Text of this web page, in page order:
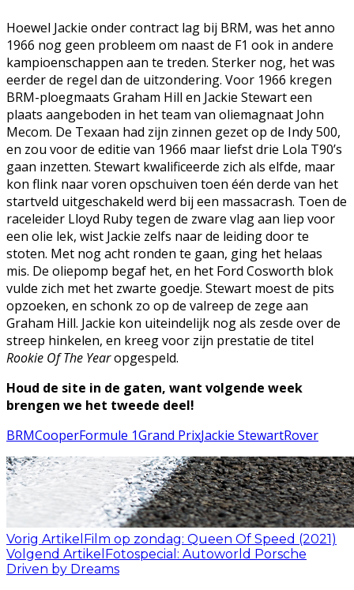
Hoewel Jackie onder contract lag bij BRM, was het anno
1966 nog geen probleem om naast de F1 ook in andere
kampioenschappen aan te treden. Sterker nog, het was
eerder de regel dan de uitzondering. Voor 1966 kregen
BRM-ploegmaats Graham Hill en Jackie Stewart een
plaats aangeboden in het team van oliemagnaat John
Mecom. De Texaan had zijn zinnen gezet op de Indy 500,
en zou voor de editie van 1966 maar liefst drie Lola T90’s
gaan inzetten. Stewart kwalificeerde zich als elfde, maar
kon flink naar voren opschuiven toen één derde van het
startveld uitgeschakeld werd bij een massacrash. Toen de
raceleider Lloyd Ruby tegen de zware vlag aan liep voor
een olie lek, wist Jackie zelfs naar de leiding door te
stoten. Met nog acht ronden te gaan, ging het helaas
mis. De oliepomp begaf het, en het Ford Cosworth blok
vulde zich met het zwarte goedje. Stewart moest de pits
opzoeken, en schonk zo op de valreep de zege aan
Graham Hill. Jackie kon uiteindelijk nog als zesde over de
streep hinkelen, en kreeg voor zijn prestatie de titel
Rookie Of The Yearopgespeld.
Houd de site in de gaten, want volgende week
brengen we het tweede deel!
BRMCooperFormule 1Grand PrixJackie StewartRover
Vorig Artikel Film op zondag: Queen Of Speed (2021)
Volgend Artikel Fotospecial: Autoworld Porsche
Driven by Dreams